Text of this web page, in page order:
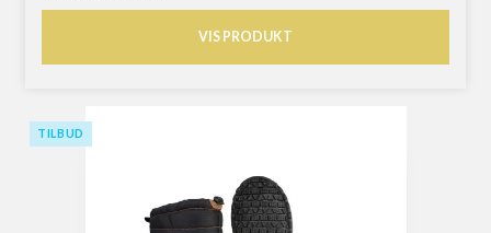
VIS PRODUKT
TILBUD